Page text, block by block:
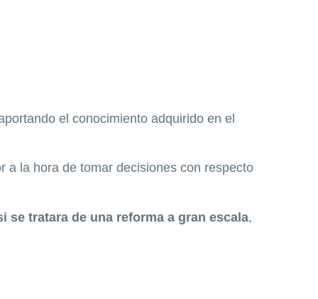
el conocimiento adquirido en el
a la hora de tomar decisiones con respecto
se tratara de una reforma a gran escala,